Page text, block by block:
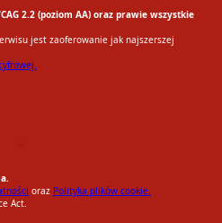
2.2 (poziom AA) oraz prawie wszystkie
jest zaoferowanie jak najszerszej
oraz Polityka plików cookie.
Act.